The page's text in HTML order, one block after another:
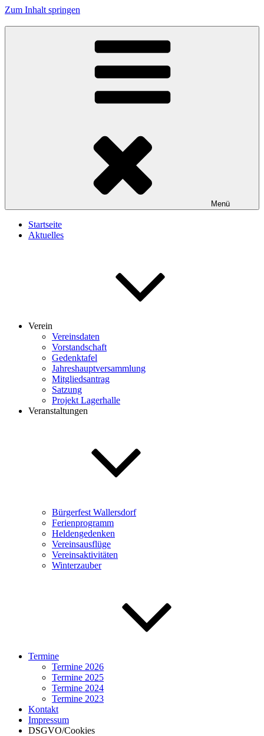
Zum Inhalt springen
Reservistenkameradschaft Wallersdorf e.V.
Menü
Startseite
Aktuelles
Verein
Vereinsdaten
Vorstandschaft
Gedenktafel
Jahreshauptversammlung
Mitgliedsantrag
Satzung
Projekt Lagerhalle
Veranstaltungen
Bürgerfest Wallersdorf
Ferienprogramm
Heldengedenken
Vereinsausflüge
Vereinsaktivitäten
Winterzauber
Termine
Termine 2026
Termine 2025
Termine 2024
Termine 2023
Kontakt
Impressum
DSGVO/Cookies